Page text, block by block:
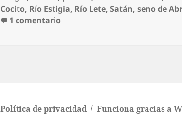
Cocito, Río Estigia, Río Lete,Satán,seno de
1 comentario
Política de privacidad Funciona gracias a